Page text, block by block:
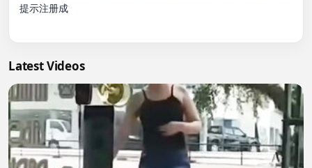
提示注册成
Latest Videos